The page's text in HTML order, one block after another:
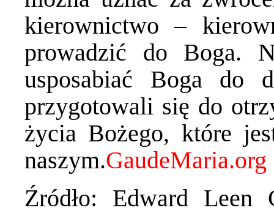
kierownictwo –
prowadzić do Boga.
usposabiać Boga do
przygotowali się do
życia Bożego, które
naszym.
Źródło: Edward Leen